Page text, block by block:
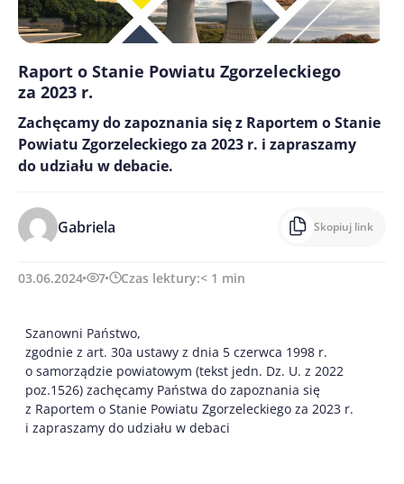
Raport o Stanie Powiatu Zgorzeleckiego
za 2023 r.
Zachęcamy do zapoznania się z Raportem o Stanie
Powiatu Zgorzeleckiego za 2023 r. i zapraszamy
do udziału w debacie.
Gabriela Skopiuj link
03.06.2024 7 Czas lektury:< 1 min
Szanowni Państwo,
zgodnie z art. 30a ustawy z dnia 5 czerwca 1998 r.
o samorządzie powiatowym (tekst jedn. Dz. U. z 2022
poz.1526) zachęcamy Państwa do zapoznania się
z Raportem o Stanie Powiatu Zgorzeleckiego za 2023 r.
i zapraszamy do udziału w debaci